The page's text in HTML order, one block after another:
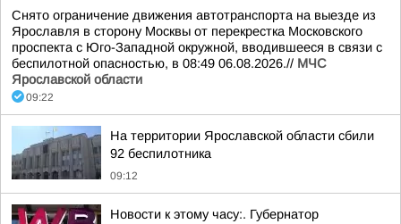
Снято ограничение движения автотранспорта на выезде из
Ярославля в сторону Москвы от перекрестка Московского
проспекта с Юго-Западной окружной, вводившееся в связи с
беспилотной опасностью, в 08:49 06.08.2026.// МЧС
Ярославской области
09:22
На территории Ярославской области сбили
92 беспилотника
09:12
Новости к этому часу:. Губернатор